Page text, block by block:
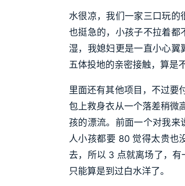
水很凉，我们一家三口玩
也挺急的，小孩子不拉着都
湿，我媳妇更是一直小心
五体投地的亲密接触，算是
里面还有其他项目，不过要
包上救身衣从一个落差稍微
孩的漂流。前面一个对我来
人小孩都要 80 觉得太贵也
去，所以 3 点就离场了，有
只能算是到过白水洋了。